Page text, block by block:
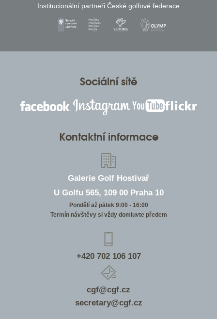
Institucionální partneři České golfové federace
Sociální sítě
Kontaktní informace
Galerie Golf Hostivař
U Golfu 565, 109 00 Praha 10
Pondělí až pátek 9:00 - 16:00
Termín návštěvy si vždy domluvte předem
+420 702 106 107
cgf@cgf.cz
secretary@cgf.cz